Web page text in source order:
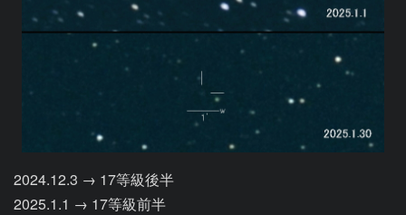
2024.12.3 → 17等級後半
2025.1.1 → 17等級前半